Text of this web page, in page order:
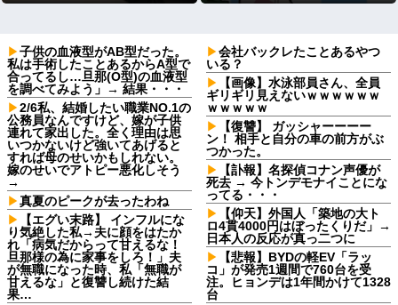
子供の血液型がAB型だった。
私は手術したことあるからA型で
合ってるし…旦那(O型)の血液型
を調べてみよう」→ 結果・・・
2/6私、結婚したい職業NO.1の
公務員なんですけど、嫁が子供
連れて家出した。全く理由は思
いつかないけど強いてあげると
すれば母のせいかもしれない。
嫁のせいでアトピー悪化しそう
→
真夏のピークが去ったわね
【エグい末路】 インフルにな
り気絶した私→夫に顔をはたか
れ「病気だからって甘えるな！
旦那様の為に家事をしろ！」夫
が無職になった時、私「無職が
甘えるな」と復讐し続けた結
果…
会社バックレたことあるやつ
いる？
【画像】水泳部員さん、全員
ギリギリ見えないｗｗｗｗｗｗ
ｗｗｗｗｗ
【復讐】 ガッシャーーーー
ン！ 相手と自分の車の前方がぶ
つかった。
【訃報】名探偵コナン声優が
死去 → 今トンデモナイことにな
ってる・・・
【仰天】外国人「築地の大ト
ロ4貫4000円はぼったくりだ」→
日本人の反応が真っ二つに
【悲報】BYDの軽EV「ラッ
コ」が発売1週間で760台を受
注。ヒョンデは1年間かけて1328
台